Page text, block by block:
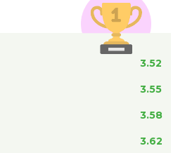
3.52
3.55
3.58
3.62